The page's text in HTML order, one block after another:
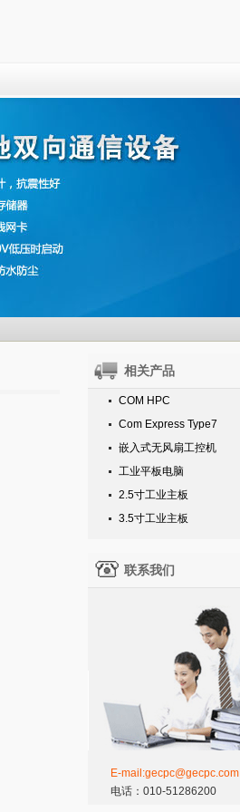
相关产品
COM HPC
Com Express Type7
嵌入式无风扇工控机
工业平板电脑
2.5寸工业主板
3.5寸工业主板
联系我们
E-mail:gecpc@gecpc.com
电话：010-51286200